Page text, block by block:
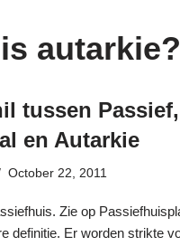
autarkie?
tussen
en Autarkie
October 22, 2011
Zie op
definitie. Er worden strikte